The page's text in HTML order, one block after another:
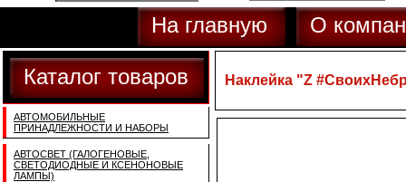
На главную О
Каталог товаров
АВТОМОБИЛЬНЫЕ
ПРИНАДЛЕЖНОСТИ И НАБОРЫ
АВТОСВЕТ (ГАЛОГЕНОВЫЕ,
СВЕТОДИОДНЫЕ И КСЕНОНОВЫЕ
ЛАМПЫ)
Наклейка "Z